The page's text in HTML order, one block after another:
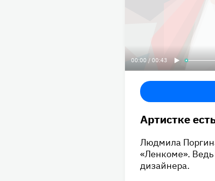
00:00 / 00:43
Артистке
Людмила
«Ленкоме».
дизайнера.